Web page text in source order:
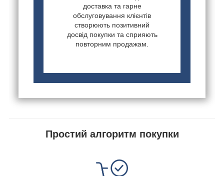
доставка та гарне
обслуговування клієнтів
створюють позитивний
досвід покупки та сприяють
повторним продажам.
Простий алгоритм покупки